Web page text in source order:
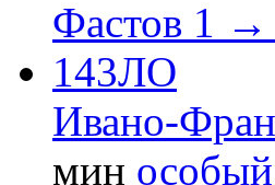
Фастов 1
143ЛО
Ивано-
мин особый